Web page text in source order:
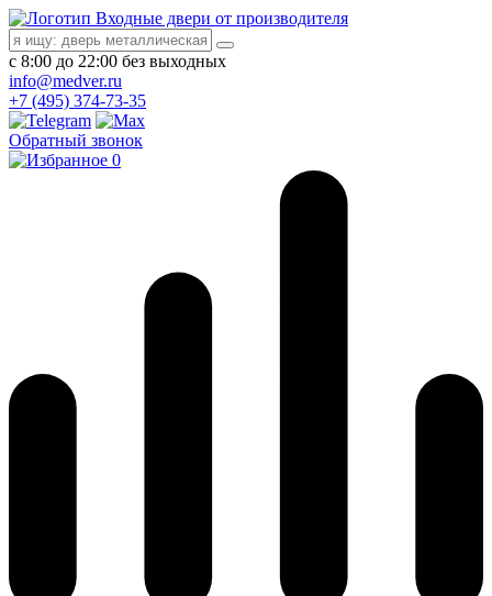
Входные двери от производителя
с 8:00 до 22:00 без выходных
info@medver.ru
+7 (495) 374-73-35
Обратный звонок
0